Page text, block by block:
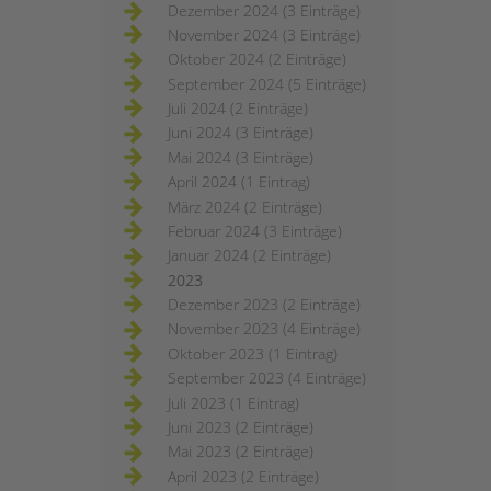
Dezember 2024 (3 Einträge)
November 2024 (3 Einträge)
Oktober 2024 (2 Einträge)
September 2024 (5 Einträge)
Juli 2024 (2 Einträge)
Juni 2024 (3 Einträge)
Mai 2024 (3 Einträge)
April 2024 (1 Eintrag)
März 2024 (2 Einträge)
Februar 2024 (3 Einträge)
Januar 2024 (2 Einträge)
2023
Dezember 2023 (2 Einträge)
November 2023 (4 Einträge)
Oktober 2023 (1 Eintrag)
September 2023 (4 Einträge)
Juli 2023 (1 Eintrag)
Juni 2023 (2 Einträge)
Mai 2023 (2 Einträge)
April 2023 (2 Einträge)